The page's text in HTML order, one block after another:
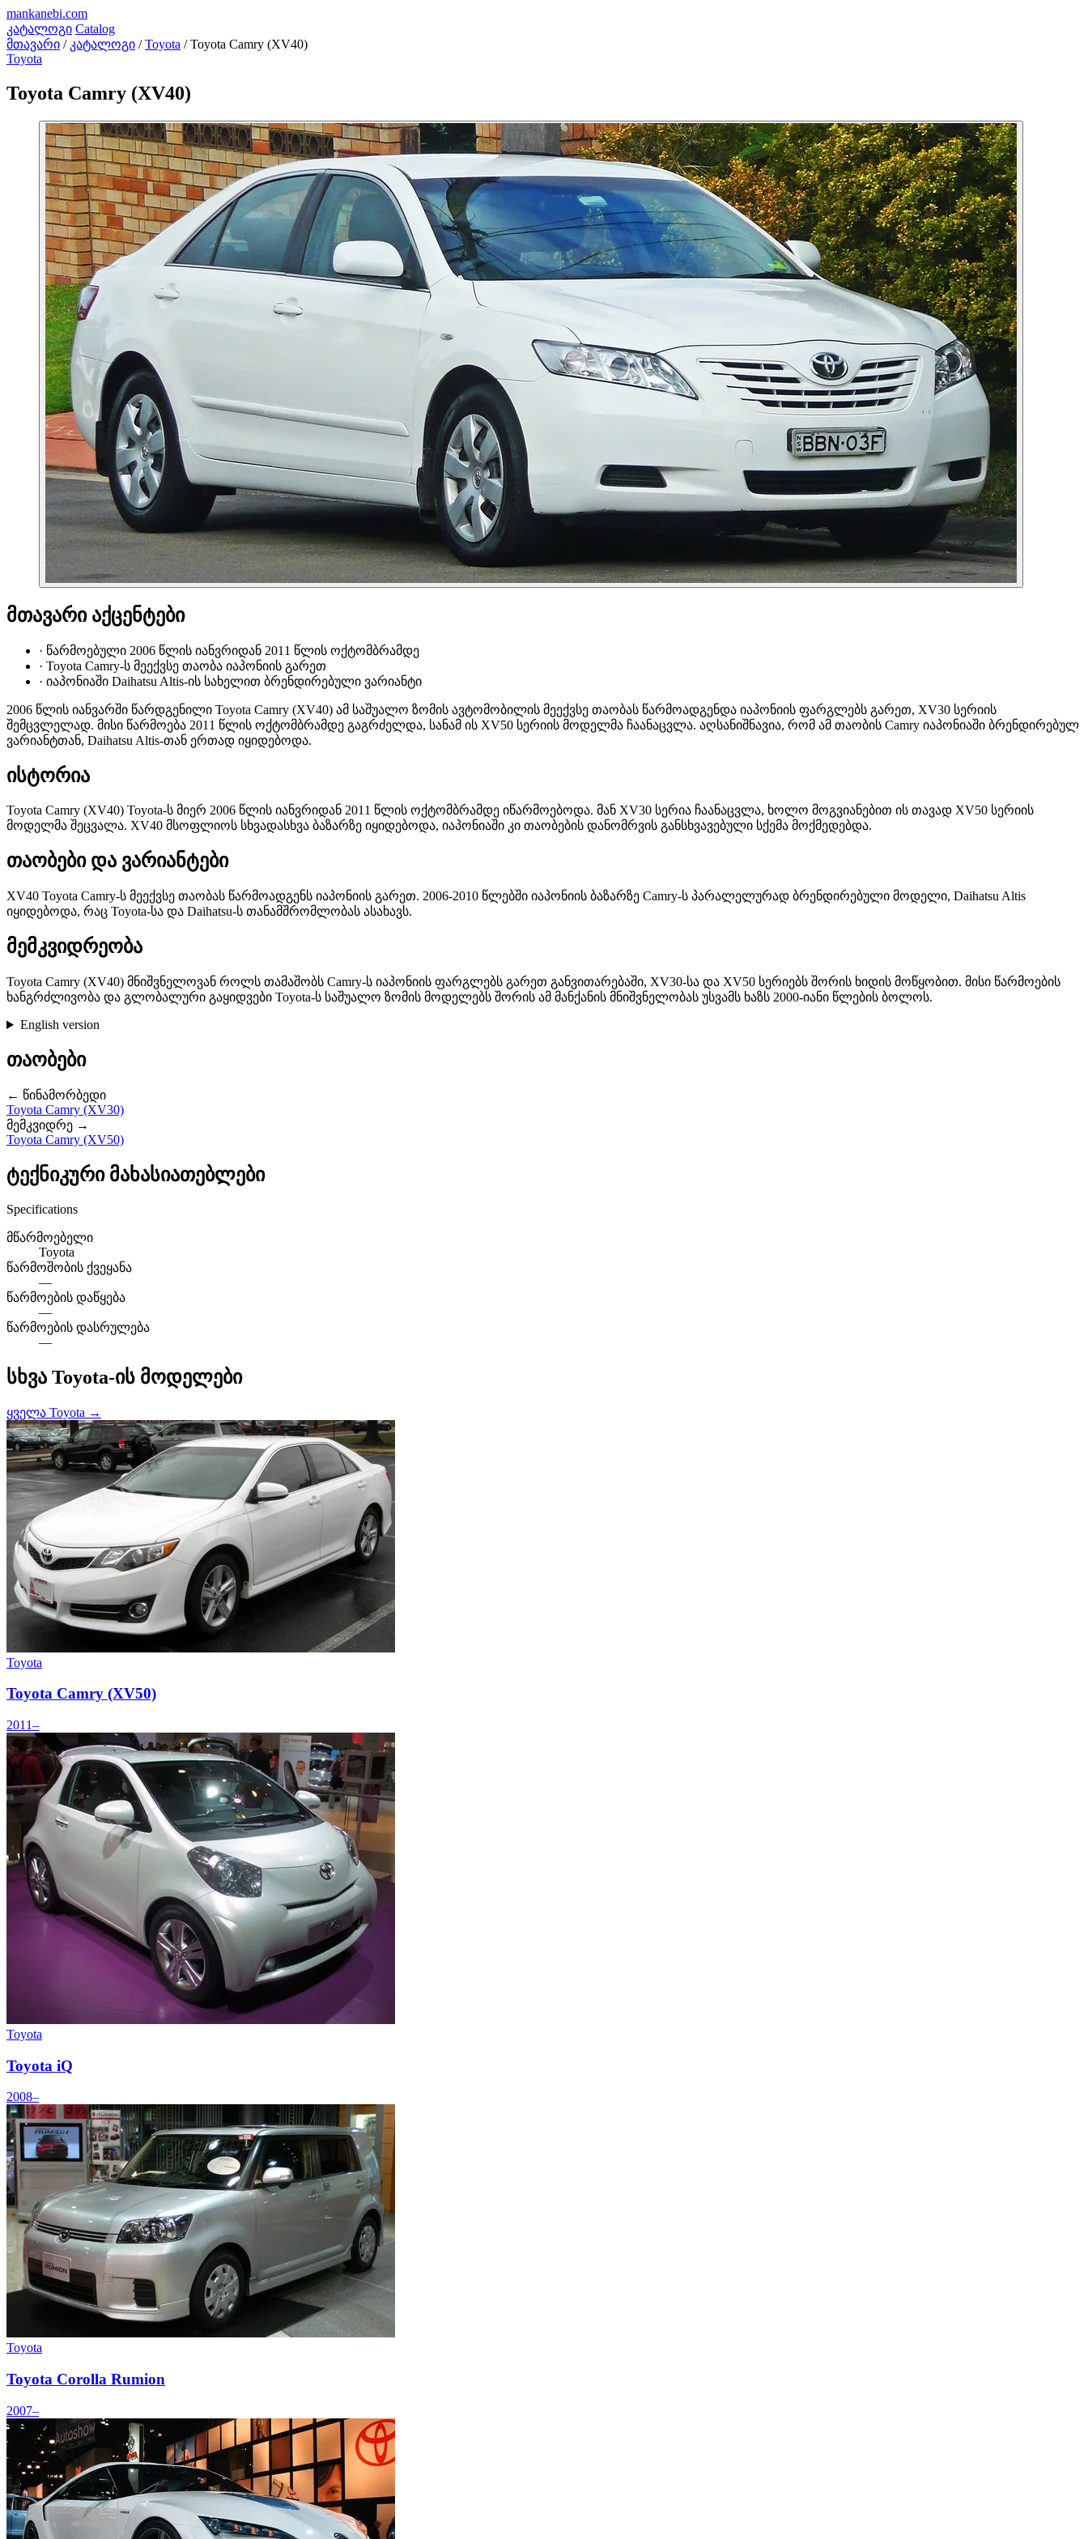
mankanebi.com
კატალოგი Catalog
მთავარი / კატალოგი / Toyota / Toyota Camry (XV40)
Toyota
Toyota Camry (XV40)
მთავარი აქცენტები
· წარმოებული 2006 წლის იანვრიდან 2011 წლის ოქტომბრამდე
· Toyota Camry-ს მეექვსე თაობა იაპონიის გარეთ
· იაპონიაში Daihatsu Altis-ის სახელით ბრენდირებული ვარიანტი
2006 წლის იანვარში წარდგენილი Toyota Camry (XV40) ამ საშუალო ზომის ავტომობილის მეექვსე თაობას წარმოადგენდა იაპონიის ფარგლებს გარეთ, XV30 სერიის
შემცვლელად. მისი წარმოება 2011 წლის ოქტომბრამდე გაგრძელდა, სანამ ის XV50 სერიის მოდელმა ჩაანაცვლა. აღსანიშნავია, რომ ამ თაობის Camry იაპონიაში ბრენდირებულ
ვარიანტთან, Daihatsu Altis-თან ერთად იყიდებოდა.
ისტორია
Toyota Camry (XV40) Toyota-ს მიერ 2006 წლის იანვრიდან 2011 წლის ოქტომბრამდე იწარმოებოდა. მან XV30 სერია ჩაანაცვლა, ხოლო მოგვიანებით ის თავად XV50 სერიის
მოდელმა შეცვალა. XV40 მსოფლიოს სხვადასხვა ბაზარზე იყიდებოდა, იაპონიაში კი თაობების დანომრვის განსხვავებული სქემა მოქმედებდა.
თაობები და ვარიანტები
XV40 Toyota Camry-ს მეექვსე თაობას წარმოადგენს იაპონიის გარეთ. 2006-2010 წლებში იაპონიის ბაზარზე Camry-ს პარალელურად ბრენდირებული მოდელი, Daihatsu Altis
იყიდებოდა, რაც Toyota-სა და Daihatsu-ს თანამშრომლობას ასახავს.
მემკვიდრეობა
Toyota Camry (XV40) მნიშვნელოვან როლს თამაშობს Camry-ს იაპონიის ფარგლებს გარეთ განვითარებაში, XV30-სა და XV50 სერიებს შორის ხიდის მოწყობით. მისი წარმოების
ხანგრძლივობა და გლობალური გაყიდვები Toyota-ს საშუალო ზომის მოდელებს შორის ამ მანქანის მნიშვნელობას უსვამს ხაზს 2000-იანი წლების ბოლოს.
English version
თაობები
← წინამორბედი
Toyota Camry (XV30)
მემკვიდრე →
Toyota Camry (XV50)
ტექნიკური მახასიათებლები
Specifications
მწარმოებელი
Toyota
წარმოშობის ქვეყანა
—
წარმოების დაწყება
—
წარმოების დასრულება
—
სხვა Toyota-ის მოდელები
ყველა Toyota →
Toyota
Toyota Camry (XV50)
2011–
Toyota
Toyota iQ
2008–
Toyota
Toyota Corolla Rumion
2007–